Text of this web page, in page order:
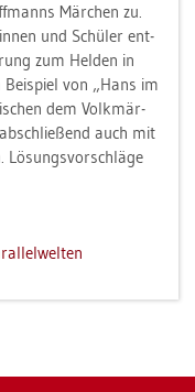
Mär­chen zu.
und Schü­ler ent­
zum Hel­den in
von „Hans im
dem Volk­mär­
auch mit
Lö­sungs­vor­schlä­ge